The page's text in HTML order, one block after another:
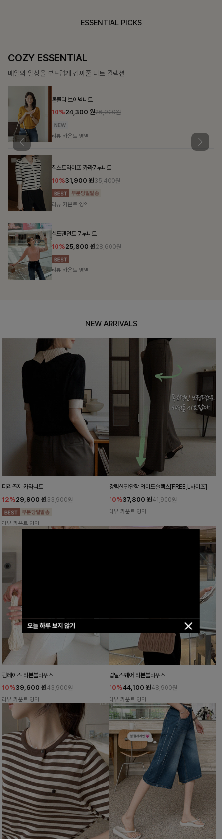
오늘 하루 보지 않기
ESSENTIAL PICKS
COZY ESSENTIAL
매일의 일상을 부드럽게 감싸줄 니트 컬렉션
론클디 브이넥니트
10%24,300 원26,900원
리뷰 카운트 영역
칠스트라이프 카라7부니트
10%31,900 원35,400원
리뷰 카운트 영역
셀드펜던트 7부니트
10%25,800 원28,600원
리뷰 카운트 영역
NEW ARRIVALS
더리골지 카라니트
12%29,900 원33,900원
리뷰 카운트 영역
강력한편안함 와이드슬랙스[FREE,L사이즈]
10%37,800 원41,900원
리뷰 카운트 영역
펌레이스 리본블라우스
10%39,600 원43,900원
리뷰 카운트 영역
럽틸스퀘어 리본블라우스
10%44,100 원48,900원
리뷰 카운트 영역